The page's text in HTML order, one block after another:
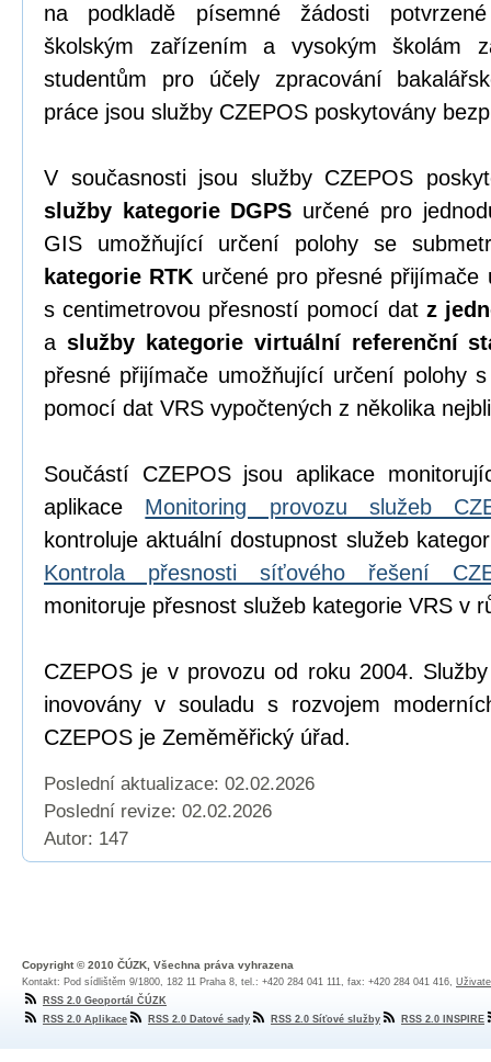
na podkladě písemné žádosti
školským zařízením a vysokým školám
studentům pro účely zpracování
práce jsou služby CZEPOS poskytovány
V současnosti jsou služby CZEPOS
služby kategorie DGPS určené pro
GIS umožňující určení polohy se
kategorie RTK určené pro přesné
s centimetrovou přesností pomocí dat z
a služby kategorie virtuální referenční
přesné přijímače umožňující určení polohy
pomocí dat VRS vypočtených z několika
Součástí CZEPOS jsou aplikace
aplikace Monitoring provozu služeb
kontroluje aktuální dostupnost služeb
Kontrola přesnosti síťového řešení
monitoruje přesnost služeb kategorie VRS v
CZEPOS je v provozu od roku 2004.
inovovány v souladu s rozvojem
CZEPOS je Zeměměřický úřad.
Poslední aktualizace: 02.02.2026
Poslední revize: 02.02.2026
Autor: 147
Copyright © 2010 ČÚZK, Všechna práva vyhrazena
Kontakt: Pod sídlištěm 9/1800, 182 11 Praha 8, tel.: +420 284 041 111, fax: +420 284 041 416,
RSS 2.0 Geoportál ČÚZK
RSS 2.0 Aplikace
RSS 2.0 Datové sady RSS 2.0 Síťové služby RSS 2.0 INSPIRE